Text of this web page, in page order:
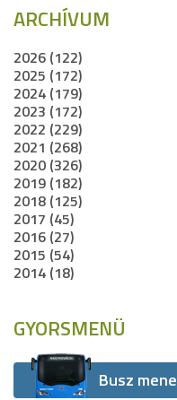
ARCHÍVUM
2026 (122)
2025 (172)
2024 (179)
2023 (172)
2022 (229)
2021 (268)
2020 (326)
2019 (182)
2018 (125)
2017 (45)
2016 (27)
2015 (54)
2014 (18)
GYORSMENÜ
Busz